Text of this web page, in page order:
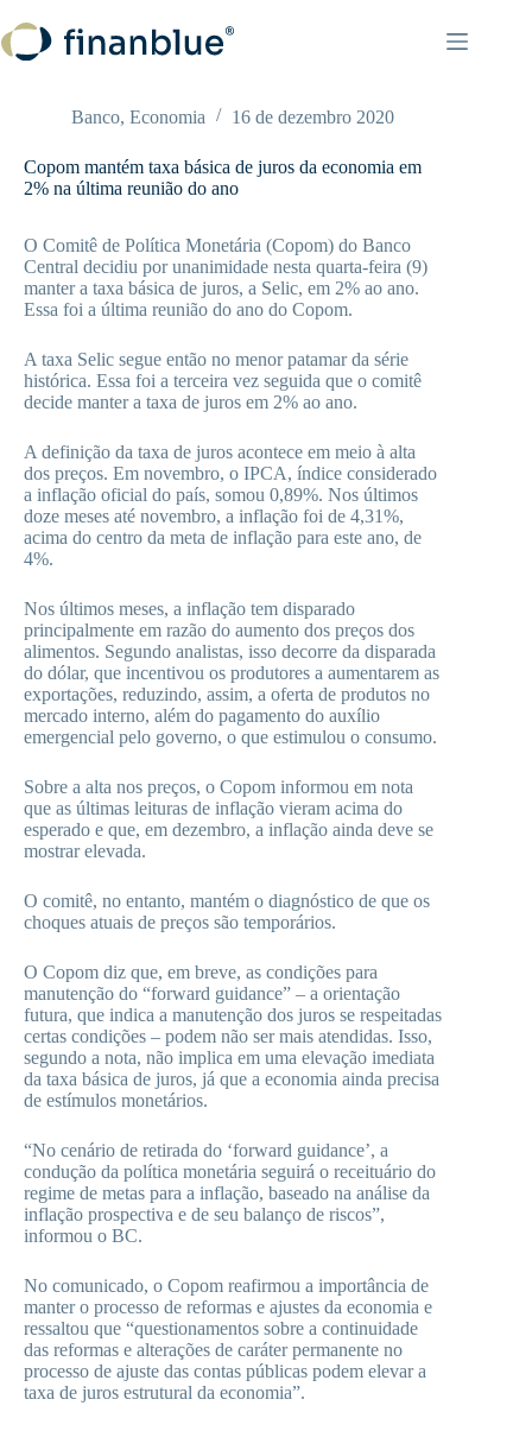
para
o
Banco, Economia 16 de dezembro 2020
Copom mantém taxa básica de juros da economia em
2% na última reunião do ano
O Comitê de Política Monetária (Copom) do Banco
Central decidiu por unanimidade nesta quarta-feira (9)
manter a taxa básica de juros, a Selic, em 2% ao ano.
Essa foi a última reunião do ano do Copom.
A taxa Selic segue então no menor patamar da série
histórica. Essa foi a terceira vez seguida que o comitê
decide manter a taxa de juros em 2% ao ano.
A definição da taxa de juros acontece em meio à alta
dos preços. Em novembro, o IPCA, índice considerado
a inflação oficial do país, somou 0,89%. Nos últimos
doze meses até novembro, a inflação foi de 4,31%,
acima do centro da meta de inflação para este ano, de
4%.
Nos últimos meses, a inflação tem disparado
principalmente em razão do aumento dos preços dos
alimentos. Segundo analistas, isso decorre da disparada
do dólar, que incentivou os produtores a aumentarem as
exportações, reduzindo, assim, a oferta de produtos no
mercado interno, além do pagamento do auxílio
emergencial pelo governo, o que estimulou o consumo.
Sobre a alta nos preços, o Copom informou em nota
que as últimas leituras de inflação vieram acima do
esperado e que, em dezembro, a inflação ainda deve se
mostrar elevada.
O comitê, no entanto, mantém o diagnóstico de que os
choques atuais de preços são temporários.
O Copom diz que, em breve, as condições para
manutenção do “forward guidance” – a orientação
futura, que indica a manutenção dos juros se respeitadas
certas condições – podem não ser mais atendidas. Isso,
segundo a nota, não implica em uma elevação imediata
da taxa básica de juros, já que a economia ainda precisa
de estímulos monetários.
“No cenário de retirada do ‘forward guidance’, a
condução da política monetária seguirá o receituário do
regime de metas para a inflação, baseado na análise da
inflação prospectiva e de seu balanço de riscos”,
informou o BC.
No comunicado, o Copom reafirmou a importância de
manter o processo de reformas e ajustes da economia e
ressaltou que “questionamentos sobre a continuidade
das reformas e alterações de caráter permanente no
processo de ajuste das contas públicas podem elevar a
taxa de juros estrutural da economia”.